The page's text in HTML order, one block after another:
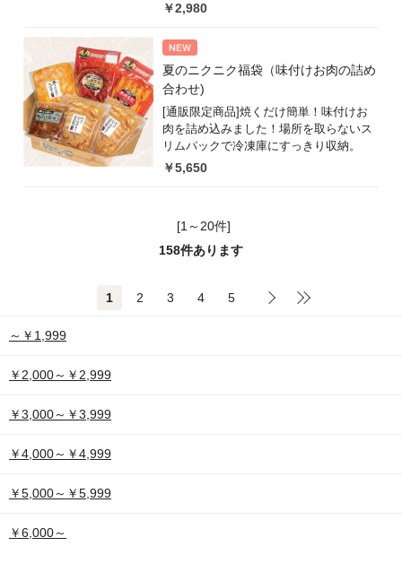
￥2,980
夏のニクニク福袋（味付けお肉の詰め
合わせ)
[通販限定商品]焼くだけ簡単！味付けお
肉を詰め込みました！場所を取らないス
リムパックで冷凍庫にすっきり収納。
￥5,650
[1～20件]
158件あります
1 2 3 4 5
～￥1,999
￥2,000～￥2,999
￥3,000～￥3,999
￥4,000～￥4,999
￥5,000～￥5,999
￥6,000～